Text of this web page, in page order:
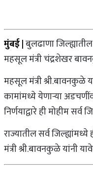
मुंबई |बुलढाणा
महसूल मंत्री चंद्रशेखर
महसूल मंत्री श्री.बावनकुळे
कामांमध्ये येणाऱ्या
निर्णयाद्वारे ही मोहीम
राज्यातील सर्व
मंत्री श्री.बावनकुळे यांनी